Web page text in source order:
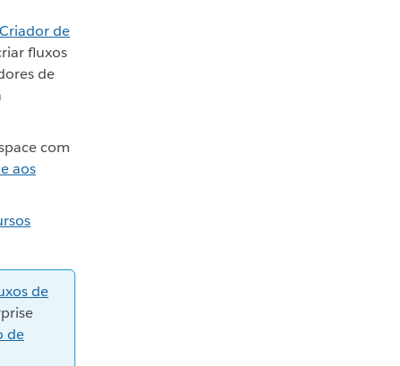
de
fluxos
de
com
aos
de
de